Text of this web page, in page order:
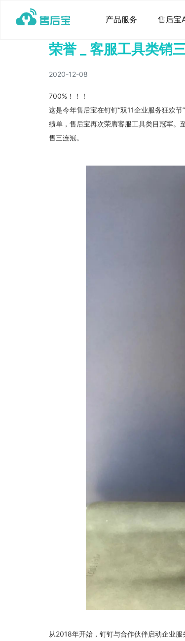
产品服务 售后宝
荣誉 _ 客服工具类销
2020-12-08
700%！！！
这是今年售后宝在钉钉“双11企业服务狂欢
绩单，售后宝再次荣膺客服工具类目冠军
售三连冠。
从2018年开始，钉钉与合作伙伴启动企业